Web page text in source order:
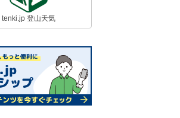
tenki.jp 登山天気